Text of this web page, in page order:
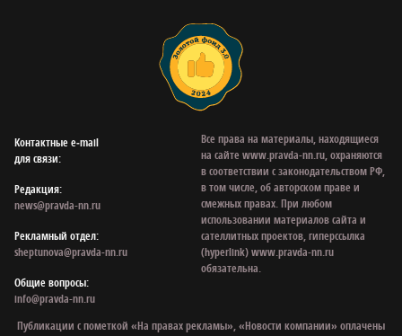
Контактные e‑mail
для связи:
Редакция:
news@pravda-nn.ru
Рекламный отдел:
sheptunova@pravda-nn.ru
Общие вопросы:
info@pravda-nn.ru
Все права на материалы, находящиеся
на сайте www.pravda-nn.ru, охраняются
в соответствии с законодательством РФ,
в том числе, об авторском праве и
смежных правах. При любом
использовании материалов сайта и
сателлитных проектов, гиперссылка
(hyperlink) www.pravda-nn.ru
обязательна.
Публикации с пометкой «На правах рекламы», «Новости компании» оплачены